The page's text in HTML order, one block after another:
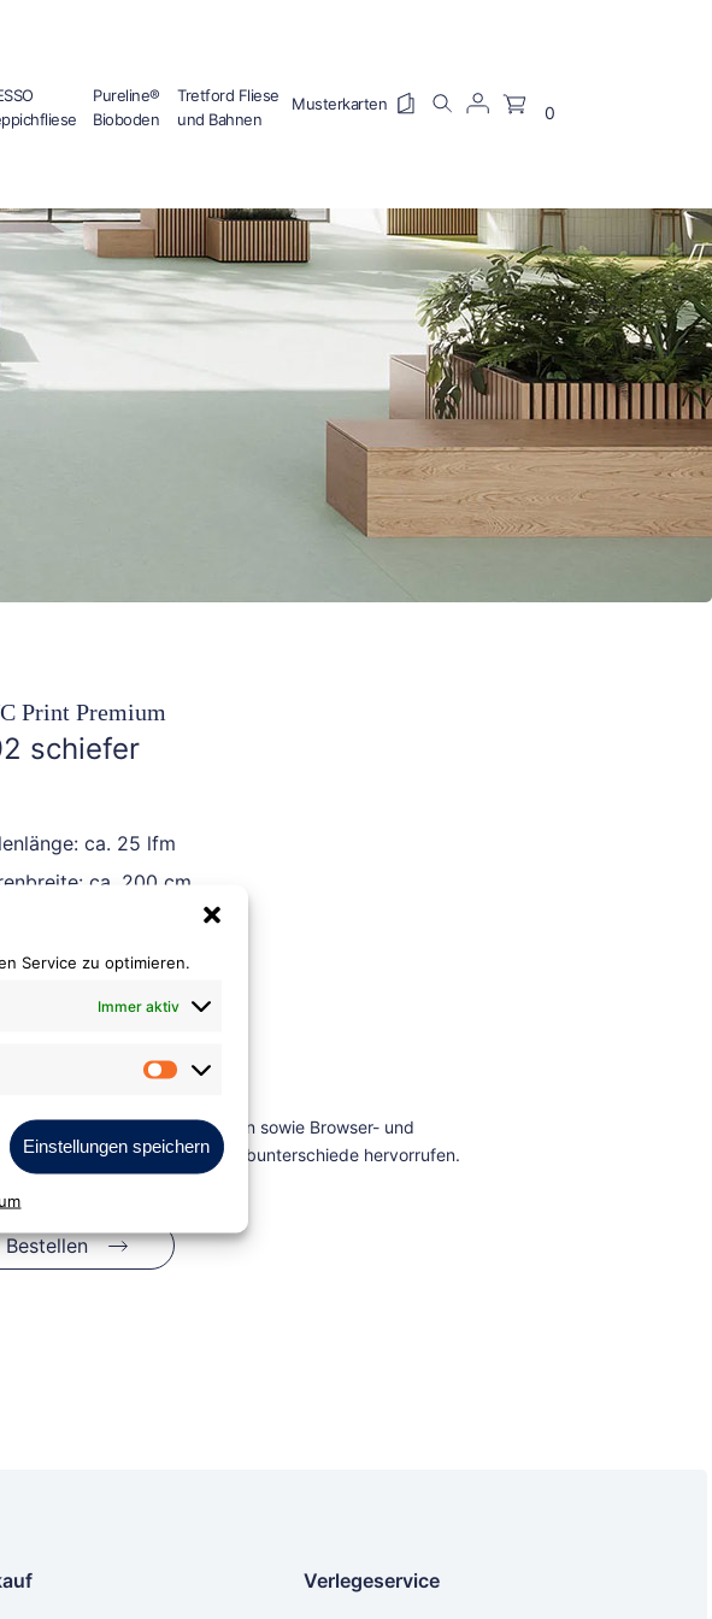
Service zu optimieren.
Immer aktiv
Marketing
Einstellungen speichern
Pureline®
Bioboden
Tretford Fliese
und Bahnen
0
schiefer
ca. 25 lfm
ca. 200 cm
recyclebar
Bestellen
Print Premium
Verlegeservice